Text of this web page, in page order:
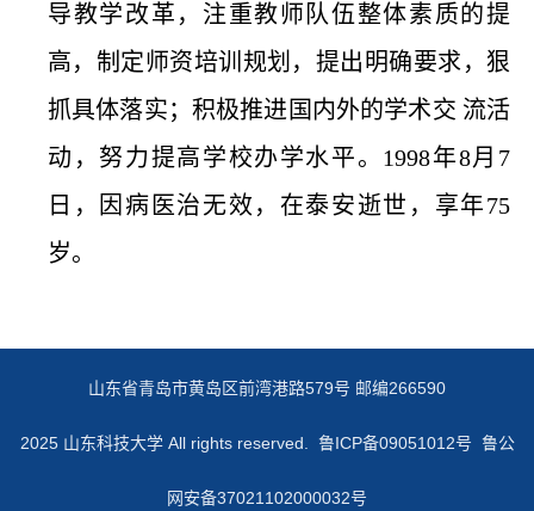
导教学改革，注重教师队伍整体素质的提
高，制定师资培训规划，提出明确要求，狠
抓具体落实；积极推进国内外的学术交 流活
动，努力提高学校办学水平。1998年8月7
日，因病医治无效，在泰安逝世，享年75
岁。
山东省青岛市黄岛区前湾港路579号 邮编266590
2025 山东科技大学 All rights reserved. 鲁ICP备09051012号 鲁公
网安备37021102000032号